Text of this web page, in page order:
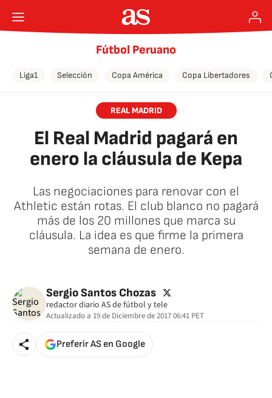
Fútbol Peruano
Liga1 Selección Copa América Copa Libertadores
REAL MADRID
El Real Madrid pagará en
enero la cláusula de Kepa
Las negociaciones para renovar con el
Athletic están rotas. El club blanco no pagará
más de los 20 millones que marca su
cláusula. La idea es que firme la primera
semana de enero.
Sergio Santos Chozas twitter
redactor diario AS de fútbol y tele
Actualizado a 19 de Diciembre de 2017 06:41 PET
Preferir AS en Google